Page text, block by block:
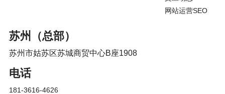
网站运营SEO
苏州（总部）
苏州市姑苏区苏城商贸中心B座1908
电话
181-3616-4626